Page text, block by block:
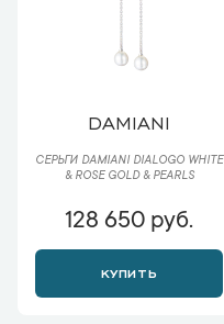
DAMIANI
СЕРЬГИ DAMIANI DIALOGO WHITE
& ROSE GOLD & PEARLS
128 650 руб.
КУПИТЬ